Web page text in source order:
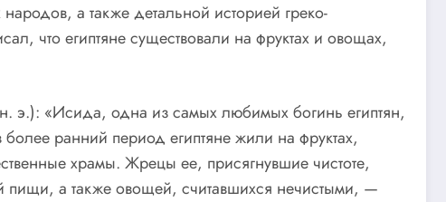
а также детальной историей греко-
что египтяне существовали на фруктах и овощах,
э.): «Исида, одна из самых любимых богинь египтян,
ранний период египтяне жили на фруктах,
храмы. Жрецы ее, присягнувшие чистоте,
пищи, а также овощей, считавшихся нечистыми, —